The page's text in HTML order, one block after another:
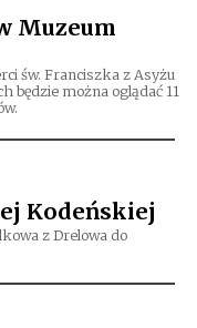
Muzeum
św. Franciszka z Asyżu
będzie można oglądać 11
Kodeńskiej
z Drelowa do